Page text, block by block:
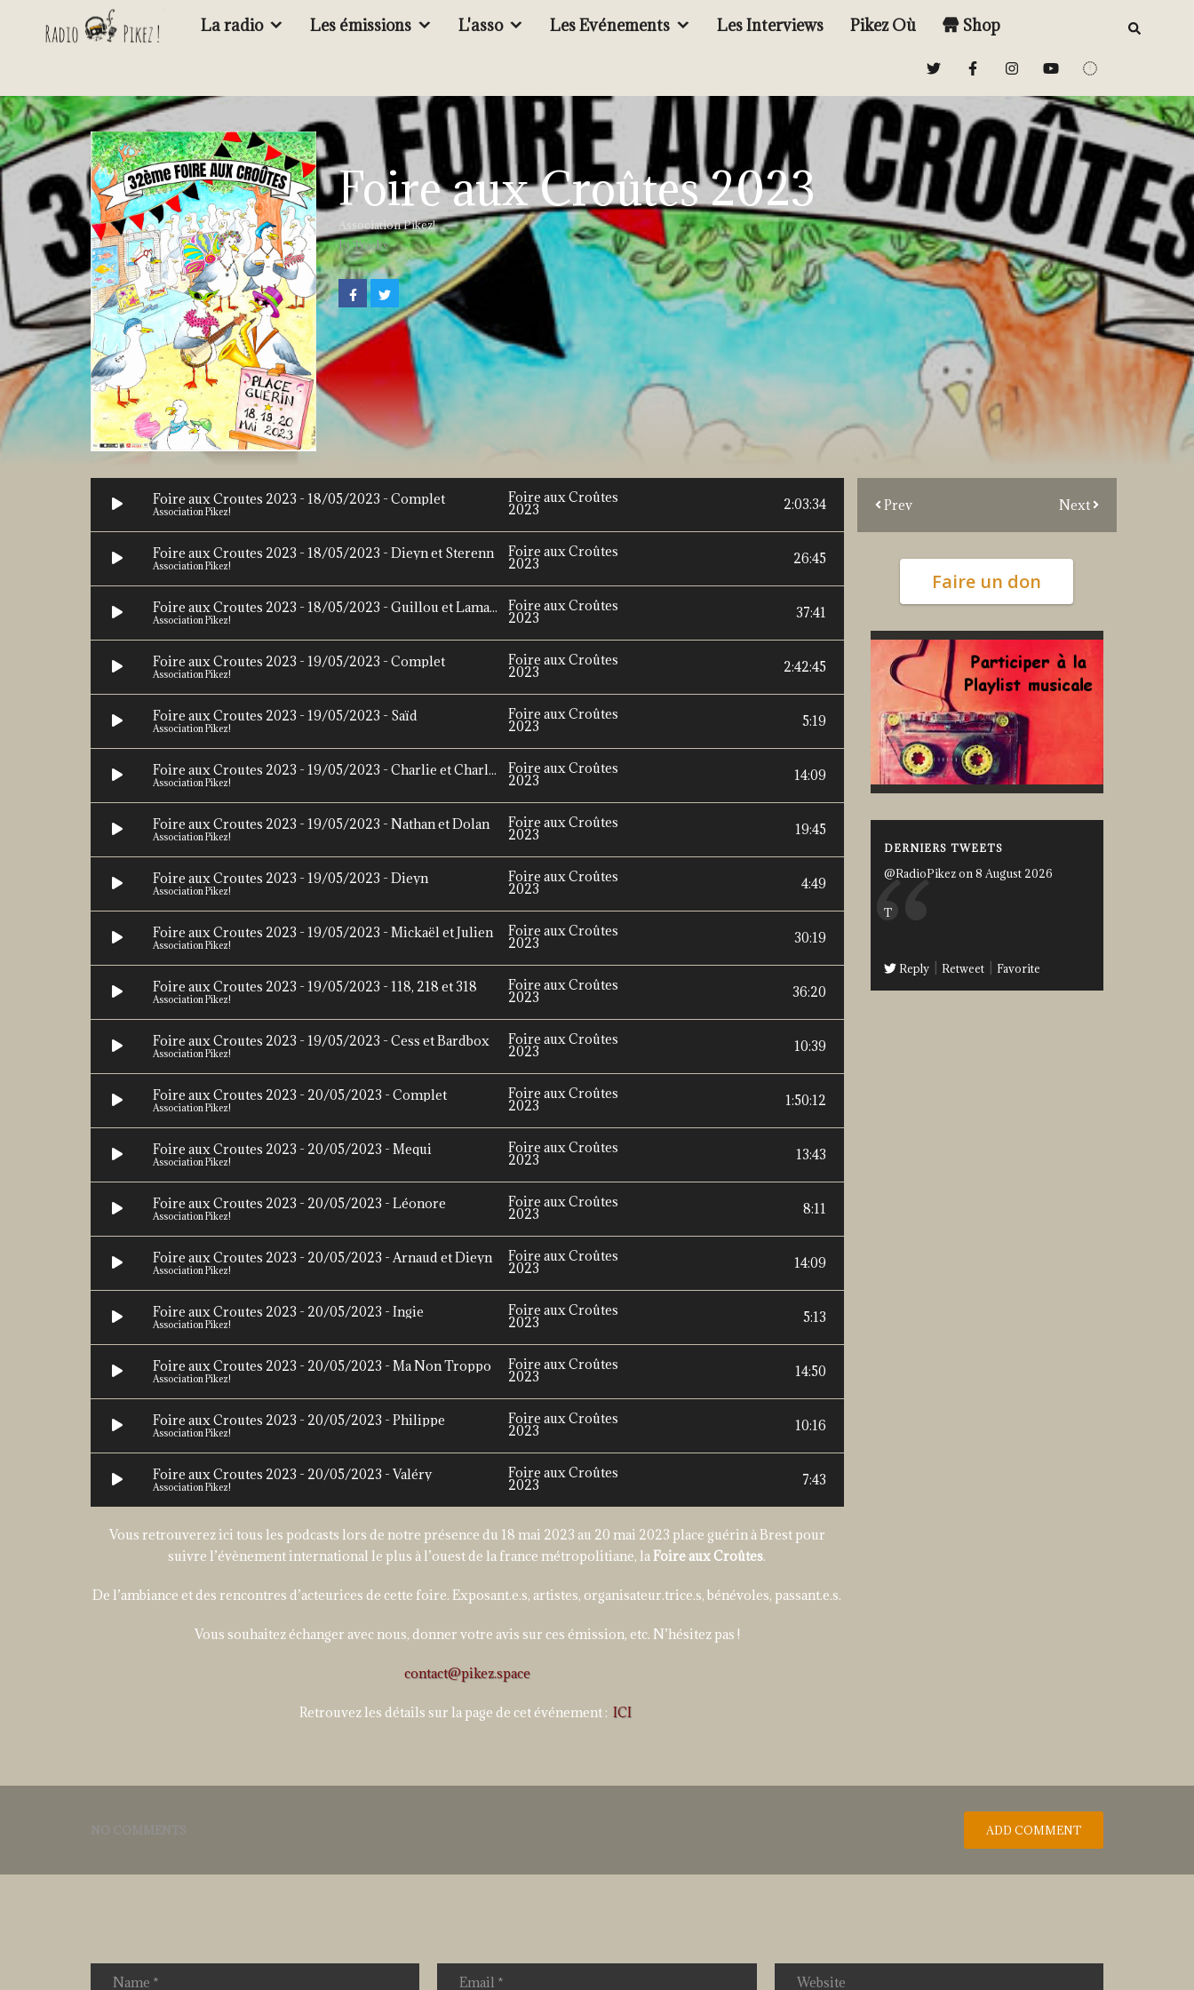
La radio Les émissions L'asso Les Evénements Les Interviews Pikez Où Shop
Foire aux Croûtes 2023
Association Pikez!
19 Tracks
2:03:34
Foire aux Croutes 2023 - 18/05/2023 - Complet
Association Pikez!
Foire aux Croûtes
2023
26:45
Foire aux Croutes 2023 - 18/05/2023 - Dieyn et Sterenn
Association Pikez!
Foire aux Croûtes
2023
37:41
Foire aux Croutes 2023 - 18/05/2023 - Guillou et Lamanda
Association Pikez!
Foire aux Croûtes
2023
2:42:45
Foire aux Croutes 2023 - 19/05/2023 - Complet
Association Pikez!
Foire aux Croûtes
2023
5:19
Foire aux Croutes 2023 - 19/05/2023 - Saïd
Association Pikez!
Foire aux Croûtes
2023
14:09
Foire aux Croutes 2023 - 19/05/2023 - Charlie et Charlie
Association Pikez!
Foire aux Croûtes
2023
19:45
Foire aux Croutes 2023 - 19/05/2023 - Nathan et Dolan
Association Pikez!
Foire aux Croûtes
2023
4:49
Foire aux Croutes 2023 - 19/05/2023 - Dieyn
Association Pikez!
Foire aux Croûtes
2023
30:19
Foire aux Croutes 2023 - 19/05/2023 - Mickaël et Julien
Association Pikez!
Foire aux Croûtes
2023
36:20
Foire aux Croutes 2023 - 19/05/2023 - 118, 218 et 318
Association Pikez!
Foire aux Croûtes
2023
10:39
Foire aux Croutes 2023 - 19/05/2023 - Cess et Bardbox
Association Pikez!
Foire aux Croûtes
2023
1:50:12
Foire aux Croutes 2023 - 20/05/2023 - Complet
Association Pikez!
Foire aux Croûtes
2023
13:43
Foire aux Croutes 2023 - 20/05/2023 - Mequi
Association Pikez!
Foire aux Croûtes
2023
8:11
Foire aux Croutes 2023 - 20/05/2023 - Léonore
Association Pikez!
Foire aux Croûtes
2023
14:09
Foire aux Croutes 2023 - 20/05/2023 - Arnaud et Dieyn
Association Pikez!
Foire aux Croûtes
2023
5:13
Foire aux Croutes 2023 - 20/05/2023 - Ingie
Association Pikez!
Foire aux Croûtes
2023
14:50
Foire aux Croutes 2023 - 20/05/2023 - Ma Non Troppo
Association Pikez!
Foire aux Croûtes
2023
10:16
Foire aux Croutes 2023 - 20/05/2023 - Philippe
Association Pikez!
Foire aux Croûtes
2023
7:43
Foire aux Croutes 2023 - 20/05/2023 - Valéry
Association Pikez!
Foire aux Croûtes
2023
Vous retrouverez ici tous les podcasts lors de notre présence du 18 mai 2023 au 20 mai 2023 place guérin à Brest pour
suivre l’évènement international le plus à l’ouest de la france métropolitiane, la Foire aux Croûtes.
De l’ambiance et des rencontres d’acteurices de cette foire. Exposant.e.s, artistes, organisateur.trice.s, bénévoles, passant.e.s.
Vous souhaitez échanger avec nous, donner votre avis sur ces émission, etc. N’hésitez pas !
contact@pikez.space
Retrouvez les détails sur la page de cet événement : ICI
Prev Next
Faire un don
DERNIERS TWEETS
@RadioPikez on 8 August 2026
T
Reply Retweet Favorite
NO COMMENTS ADD COMMENT